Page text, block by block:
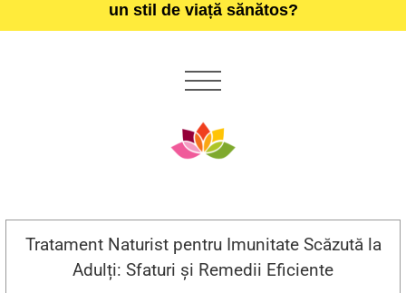
un stil de viață sănătos?
Tratament Naturist pentru Imunitate Scăzută la
Adulți: Sfaturi și Remedii Eficiente